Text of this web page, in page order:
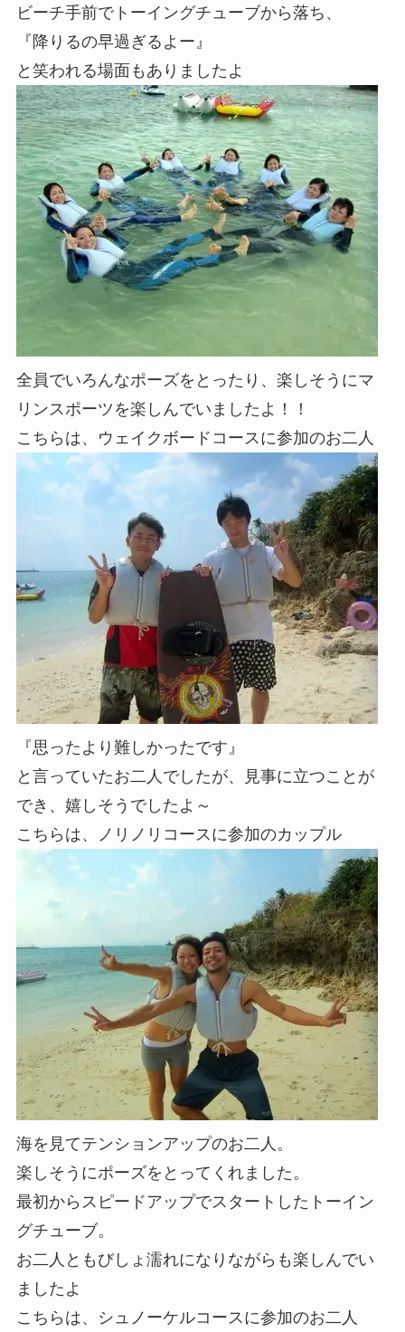
ビーチ手前でトーイングチューブから落ち、
『降りるの早過ぎるよー』
と笑われる場面もありましたよ
全員でいろんなポーズをとったり、楽しそうにマ
リンスポーツを楽しんでいましたよ！！
こちらは、ウェイクボードコースに参加のお二人
『思ったより難しかったです』
と言っていたお二人でしたが、見事に立つことが
でき、嬉しそうでしたよ～
こちらは、ノリノリコースに参加のカップル
海を見てテンションアップのお二人。
楽しそうにポーズをとってくれました。
最初からスピードアップでスタートしたトーイン
グチューブ。
お二人ともびしょ濡れになりながらも楽しんでい
ましたよ
こちらは、シュノーケルコースに参加のお二人